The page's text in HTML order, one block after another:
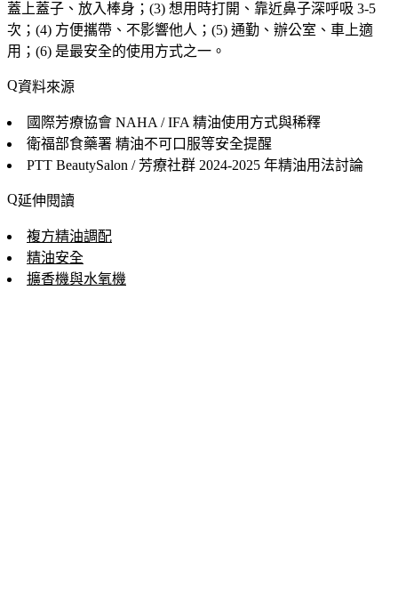
蓋上蓋子、放入棒身；(3) 想用時打開、靠近鼻子深呼吸 3-5
次；(4) 方便攜帶、不影響他人；(5) 通勤、辦公室、車上適
用；(6) 是最安全的使用方式之一。
資料來源
國際芳療協會 NAHA / IFA 精油使用方式與稀釋
衛福部食藥署 精油不可口服等安全提醒
PTT BeautySalon / 芳療社群 2024-2025 年精油用法討論
延伸閱讀
複方精油調配
精油安全
擴香機與水氧機